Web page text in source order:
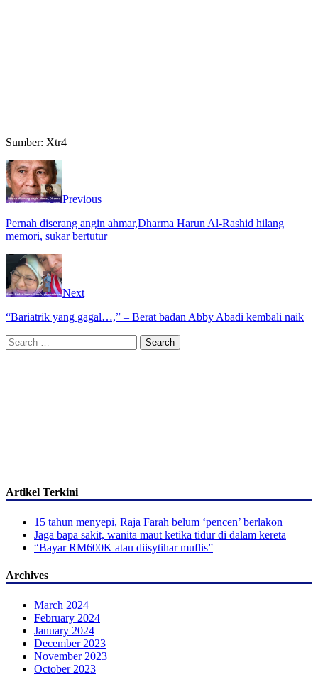
Sumber: Xtr4
Previous
Pernah diserang angin ahmar,Dharma Harun Al-Rashid hilang
memori, sukar bertutur
Next
“Bariatrik yang gagal…,” – Berat badan Abby Abadi kembali naik
Search
for:
Artikel Terkini
15 tahun menyepi, Raja Farah belum ‘pencen’ berlakon
Jaga bapa sakit, wanita maut ketika tidur di dalam kereta
“Bayar RM600K atau diisytihar muflis”
Archives
March 2024
February 2024
January 2024
December 2023
November 2023
October 2023